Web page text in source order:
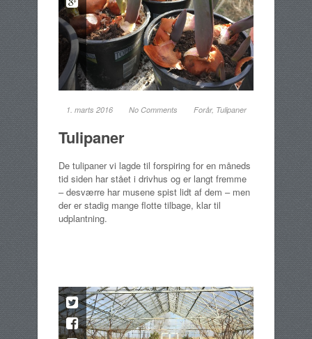
1. marts 2016 No Comments Forår, Tulipaner
Tulipaner
De tulipaner vi lagde til forspiring for en måneds
tid siden har stået i drivhus og er langt fremme
– desværre har musene spist lidt af dem – men
der er stadig mange flotte tilbage, klar til
udplantning.